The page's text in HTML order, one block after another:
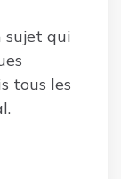
sujet qui
tous les